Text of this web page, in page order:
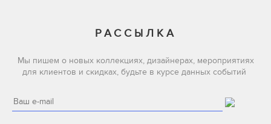
РАССЫЛКА
Мы пишем о новых коллекциях, дизайнерах, мероприятиях
для клиентов и скидках, будьте в курсе данных событий